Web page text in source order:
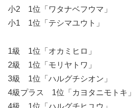
小2 1位「ワタナベフウマ」
小1 1位「テシマユウト」
1級 1位「オカミヒロ」
2級 1位「モリヤトワ」
3級 1位「ハルグチシオン」
4級プラス 1位「カヨタニモトキ」
4級 1位「ハルグチヒユウ」